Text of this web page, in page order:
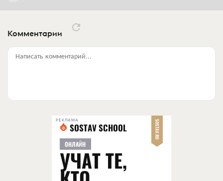
Комментарии
Написать комментарий...
РЕКЛАМА